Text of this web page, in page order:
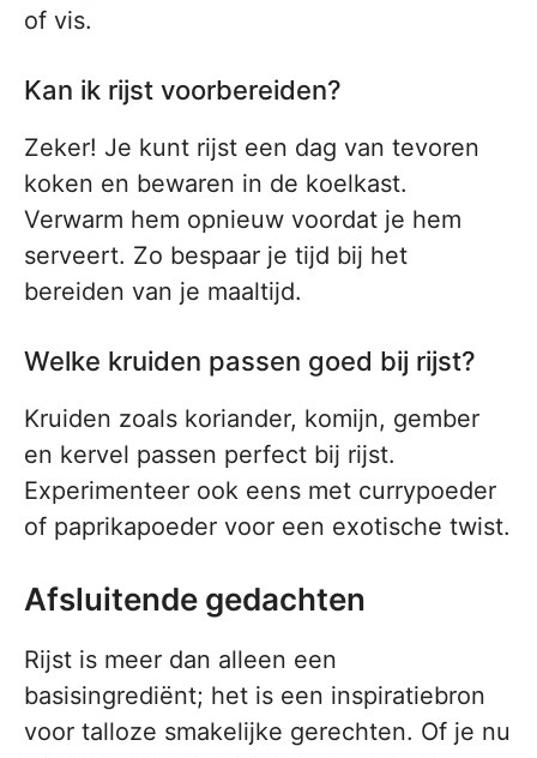
of vis.
Kan ik rijst voorbereiden?
Zeker! Je kunt rijst een dag van tevoren
koken en bewaren in de koelkast.
Verwarm hem opnieuw voordat je hem
serveert. Zo bespaar je tijd bij het
bereiden van je maaltijd.
Welke kruiden passen goed bij rijst?
Kruiden zoals koriander, komijn, gember
en kervel passen perfect bij rijst.
Experimenteer ook eens met currypoeder
of paprikapoeder voor een exotische twist.
Afsluitende gedachten
Rijst is meer dan alleen een
basisingrediënt; het is een inspiratiebron
voor talloze smakelijke gerechten. Of je nu